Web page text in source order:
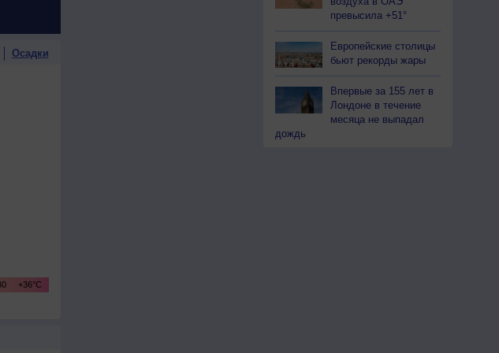
Осадки
превысила +51°
Европейские столицы
бьют рекорды жары
Впервые за 155 лет в
Лондоне в течение
месяца не выпадал
дождь